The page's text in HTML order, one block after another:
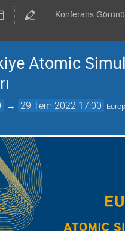
Konferans
Atomic
→ 29 Tem 2022 17:00